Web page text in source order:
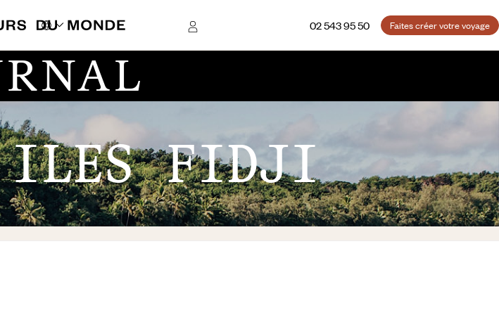
02 543 95 50 Faites créer votre voyage
ILES FIDJI